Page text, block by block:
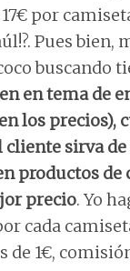
por
Pues bien,
buscando
en tema de
los precios),
cliente sirva de
productos de
precio. Yo
cada
de 1€,